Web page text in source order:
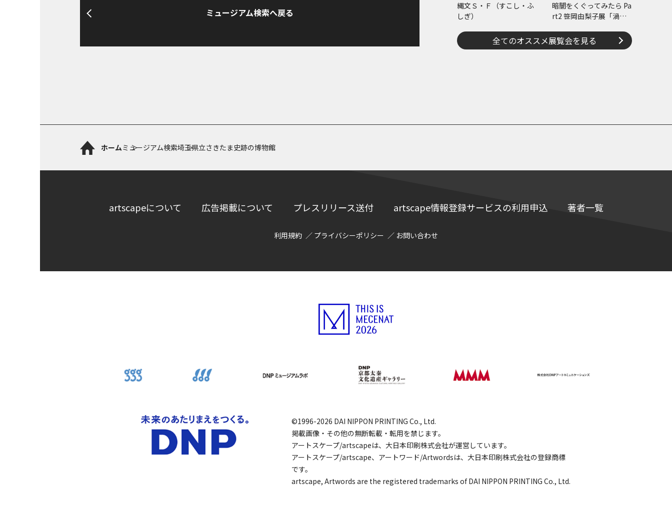
ミュージアム検索へ戻る
縄文Ｓ・Ｆ（すこし・ふ
しぎ）
暗闇をくぐってみたら Pa
rt2 笹岡由梨子展「渦
全てのオススメ展覧会を見る
ホームミュージアム検索埼玉県立さきたま史跡の博物館
artscapeについて 広告掲載について プレスリリース送付 artscape情報登録サービスの利用申込 著者一覧
利用規約 プライバシーポリシー お問い合わせ
©1996-2026 DAI NIPPON PRINTING Co., Ltd.
掲載画像・その他の無断転載・転用を禁じます。
アートスケープ/artscapeは、大日本印刷株式会社が運営しています。
アートスケープ/artscape、アートワード/Artwordsは、大日本印刷株式会社の登録商標
です。
artscape, Artwords are the registered trademarks of DAI NIPPON PRINTING Co., Ltd.